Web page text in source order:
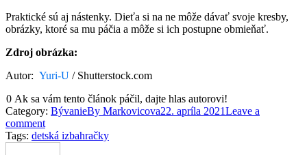
Praktické sú aj nástenky. Dieťa si na ne môže dávať svoje kresby,
obrázky, ktoré sa mu páčia a môže si ich postupne obmieňať.
Zdroj obrázka:
Autor: Yuri-U / Shutterstock.com
0 Ak sa vám tento článok páčil, dajte hlas autorovi!
Category: BývanieBy Markovicova22. apríla 2021Leave a
comment
Tags: detská izbahračky